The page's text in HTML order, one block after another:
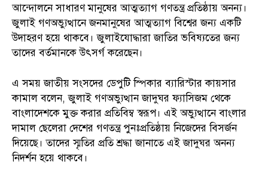
আন্দোলনে সাধারণ মানুষের আত্মত্যাগ গণতন্ত্র প্রতিষ্ঠায় অনন্য।
জুলাই গণঅভ্যুত্থানে জনমানুষের আত্মত্যাগ বিশ্বের জন্য একটি
উদাহরণ হয়ে থাকবে। জুলাইযোদ্ধারা জাতির ভবিষ্যতের জন্য
তাদের বর্তমানকে উৎসর্গ করেছেন।
এ সময় জাতীয় সংসদের ডেপুটি স্পিকার ব্যারিস্টার কায়সার
কামাল বলেন, জুলাই গণঅভ্যুত্থান জাদুঘর ফ্যাসিজম থেকে
বাংলাদেশকে মুক্ত করার প্রতিবিম্ব স্বরূপ। এই অভ্যুত্থানে বাংলার
দামাল ছেলেরা দেশের গণতন্ত্র পুনঃপ্রতিষ্ঠায় নিজেদের বিসর্জন
দিয়েছে। তাদের স্মৃতির প্রতি শ্রদ্ধা জানাতে এই জাদুঘর অনন্য
নিদর্শন হয়ে থাকবে।